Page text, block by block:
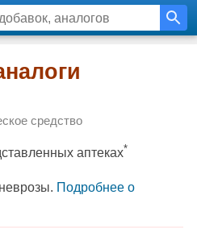
средство
аптеках*
Подробнee о